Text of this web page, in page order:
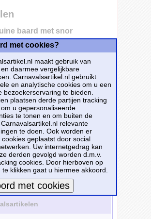
baard met snor
e-
voor slechts€ 7.50!
Grijs bruine baard met
bestellen bijE-Carnavalskleding.nl
.
Grijs
Bruin
Baarden
Snorren
carnavalsartikelen
met cookies?
maakt gebruik van
daarmee vergelijkbare
Carnavalsartikel.nl gebruikt
en analytische cookies om u een
bezoekerservaring te bieden.
plaatsen derde partijen tracking
u gepersonaliseerde
te tonen en om buiten de
relevante
te doen. Ook worden er
cookies geplaatst door social
Uw internetgedrag kan
derden gevolgd worden d.m.v.
cookies. Door hierboven op
te klikken gaat u hiermee akkoord.